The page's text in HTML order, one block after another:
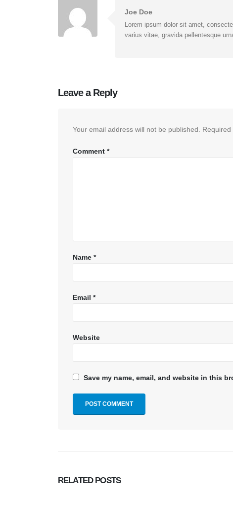
Joe Doe
Lorem ipsum dolor sit amet,
varius vitae, gravida pellentesque
Leave a Reply
Your email address will not be published.
Comment *
Name *
Email *
Website
Save my name, email, and website in this
RELATED POSTS